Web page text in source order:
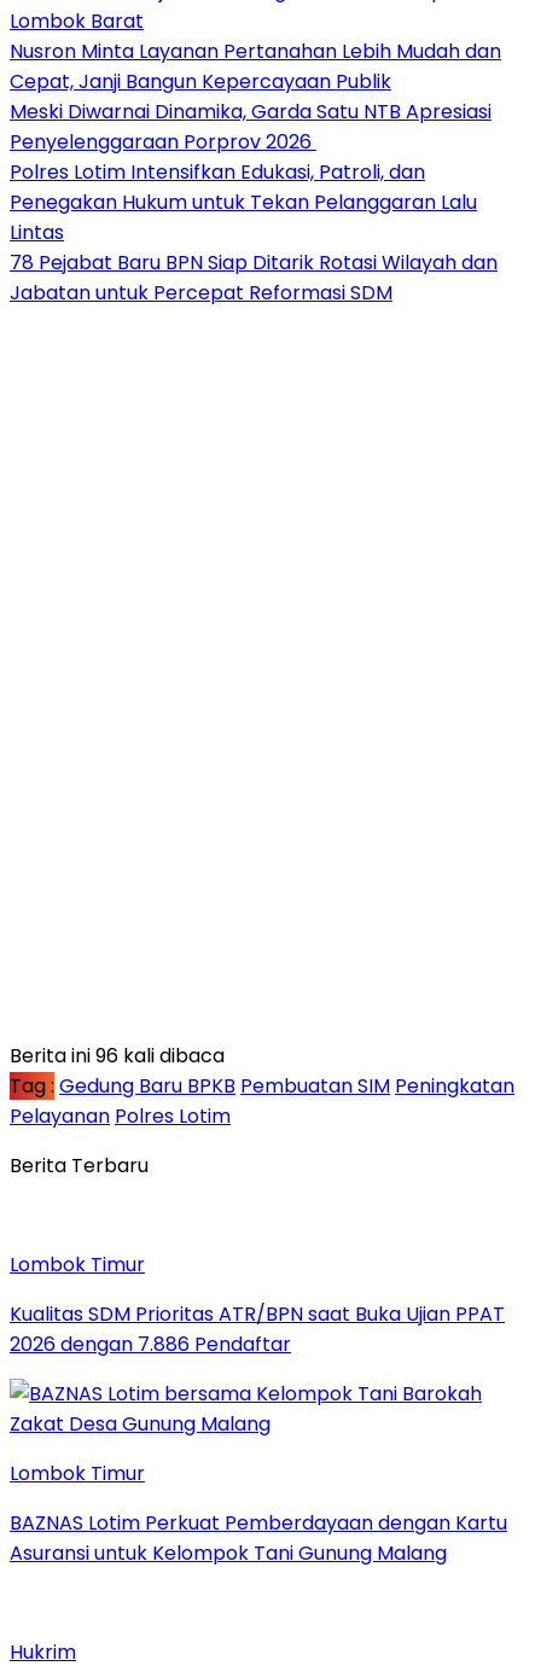
Lombok Barat
Nusron Minta Layanan Pertanahan Lebih Mudah dan
Cepat, Janji Bangun Kepercayaan Publik
Meski Diwarnai Dinamika, Garda Satu NTB Apresiasi
Penyelenggaraan Porprov 2026 ‎
Polres Lotim Intensifkan Edukasi, Patroli, dan
Penegakan Hukum untuk Tekan Pelanggaran Lalu
Lintas
78 Pejabat Baru BPN Siap Ditarik Rotasi Wilayah dan
Jabatan untuk Percepat Reformasi SDM
Berita ini 96 kali dibaca
Tag : Gedung Baru BPKB Pembuatan SIM Peningkatan
Pelayanan Polres Lotim
Berita Terbaru
Lombok Timur
Kualitas SDM Prioritas ATR/BPN saat Buka Ujian PPAT
2026 dengan 7.886 Pendaftar
Lombok Timur
BAZNAS Lotim Perkuat Pemberdayaan dengan Kartu
Asuransi untuk Kelompok Tani Gunung Malang
Hukrim